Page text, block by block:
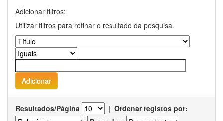
Adicionar filtros:
Utilizar filtros para refinar o resultado da pesquisa.
Resultados/Página | Ordenar registos por: